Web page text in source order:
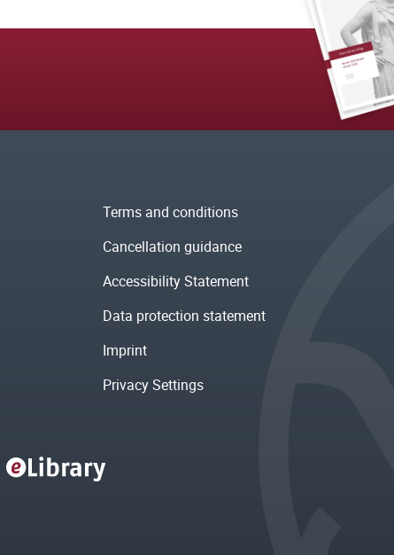
Terms and conditions
Cancellation guidance
Accessibility Statement
Data protection statement
Imprint
Privacy Settings